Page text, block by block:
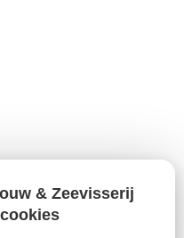
& Zeevisserij